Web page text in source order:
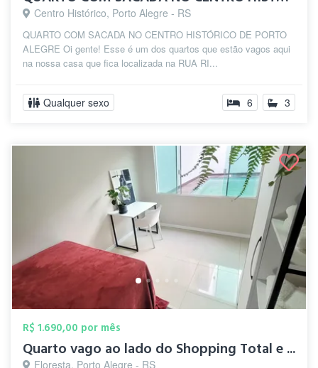
Centro Histórico, Porto Alegre - RS
QUARTO COM SACADA NO CENTRO HISTÓRICO DE PORTO
ALEGRE Oi gente! Esse é um dos quartos que estão vagos aqui
na nossa casa que fica localizada na RUA RI...
Qualquer sexo 6 3
R$ 1.690,00 por mês
Quarto vago ao lado do Shopping Total e ...
Floresta, Porto Alegre - RS